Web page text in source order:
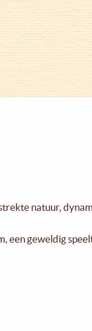
natuur,
een geweldig